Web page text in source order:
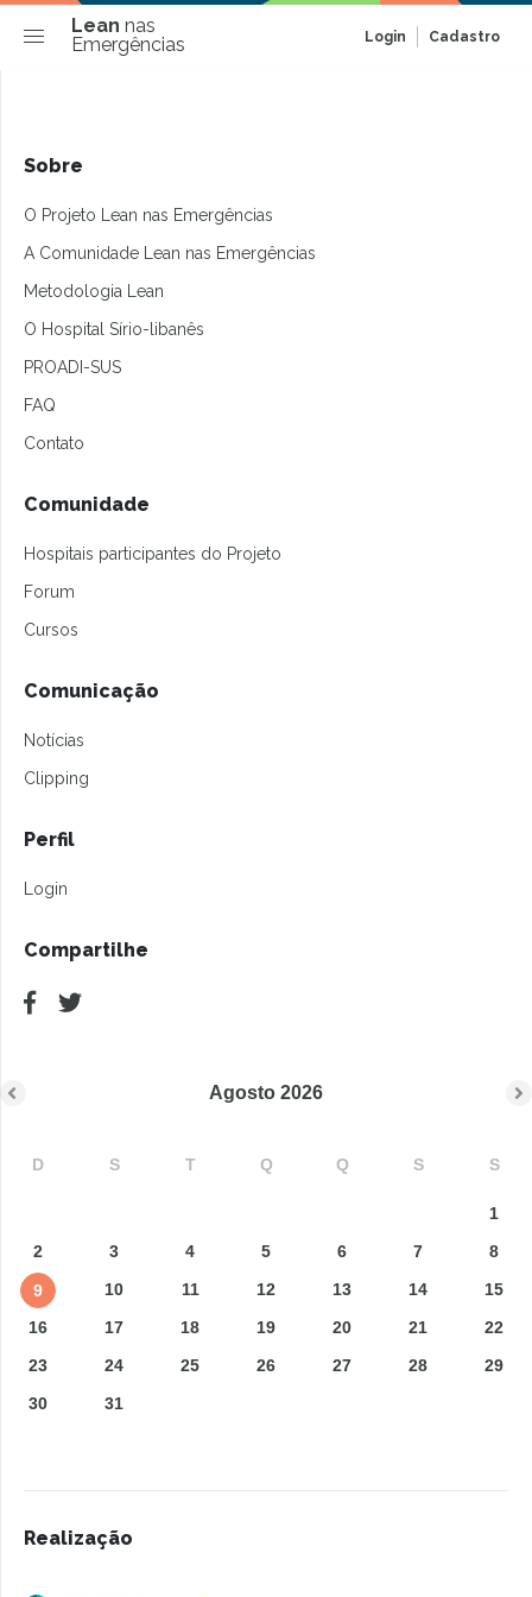
Lean nas
Emergências
Login Cadastro
Sobre
O Projeto Lean nas Emergências
A Comunidade Lean nas Emergências
Metodologia Lean
O Hospital Sírio-libanês
PROADI-SUS
FAQ
Contato
Comunidade
Hospitais participantes do Projeto
Forum
Cursos
Comunicação
Notícias
Clipping
Perfil
Login
Compartilhe
Agosto 2026
D S T Q Q S S
1
2
3 4 5 6 7 8
9 10 11 12 13 14
15
16
17 18 19 20 21
22
23
24 25 26 27 28
29
30
31
Realização